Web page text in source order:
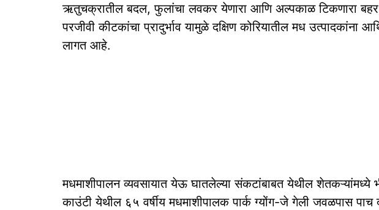
ऋतुचक्रातील बदल, फुलांचा लवकर येणारा आणि अल्पकाळ टिकणारा
परजीवी कीटकांचा प्रादुर्भाव यामुळे दक्षिण कोरियातील मध उत्पादकांना
लागत आहे.
मधमाशीपालन व्यवसायात येऊ घातलेल्या संकटांबाबत येथील शेतकऱ्यांमध्ये
काउंटी येथील ६५ वर्षीय मधमाशीपालक पार्क ग्योंग-जे गेली जवळपास